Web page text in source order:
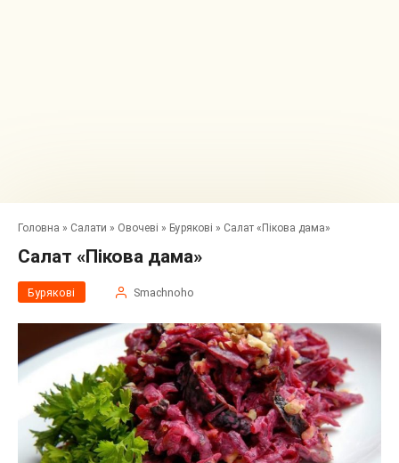
Головна » Салати » Овочеві » Бурякові » Салат «Пікова дама»
Салат «Пікова дама»
Бурякові Smachnoho